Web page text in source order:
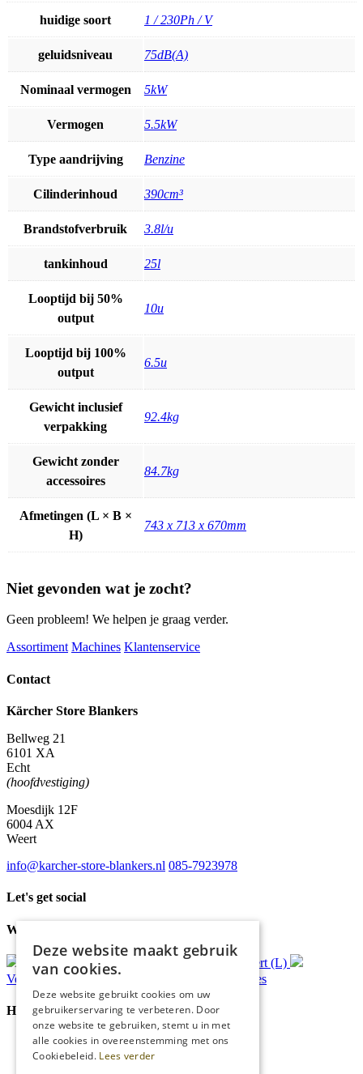
huidige soort 1 / 230Ph / V
geluidsniveau 75dB(A)
Nominaal vermogen 5kW
Vermogen 5.5kW
Type aandrijving Benzine
Cilinderinhoud 390cm³
Brandstofverbruik 3.8l/u
tankinhoud 25l
Looptijd bij 50%
output
10u
Looptijd bij 100%
output
6.5u
Gewicht inclusief
verpakking
92.4kg
Gewicht zonder
accessoires
84.7kg
Afmetingen (L × B ×
H)
743 x 713 x 670mm
Niet gevonden wat je zocht?
Geen probleem! We helpen je graag verder.
Assortiment Machines Klantenservice
Contact
Kärcher Store Blankers
Bellweg 21
6101 XA
Echt
(hoofdvestiging)
Moesdijk 12F
6004 AX
Weert
info@karcher-store-blankers.nl 085-7923978
Let's get social
Waar wij voor staan
bezorging*
Ophalen in Echt of Weert (L)
Verzonden binnen 48 uur* advies
Handige Links
Home
Klantenservice
Deze website maakt gebruik
van cookies.
Deze website gebruikt cookies om uw
gebruikerservaring te verbeteren. Door
onze website te gebruiken, stemt u in met
alle cookies in overeenstemming met ons
Cookiebeleid. Lees verder